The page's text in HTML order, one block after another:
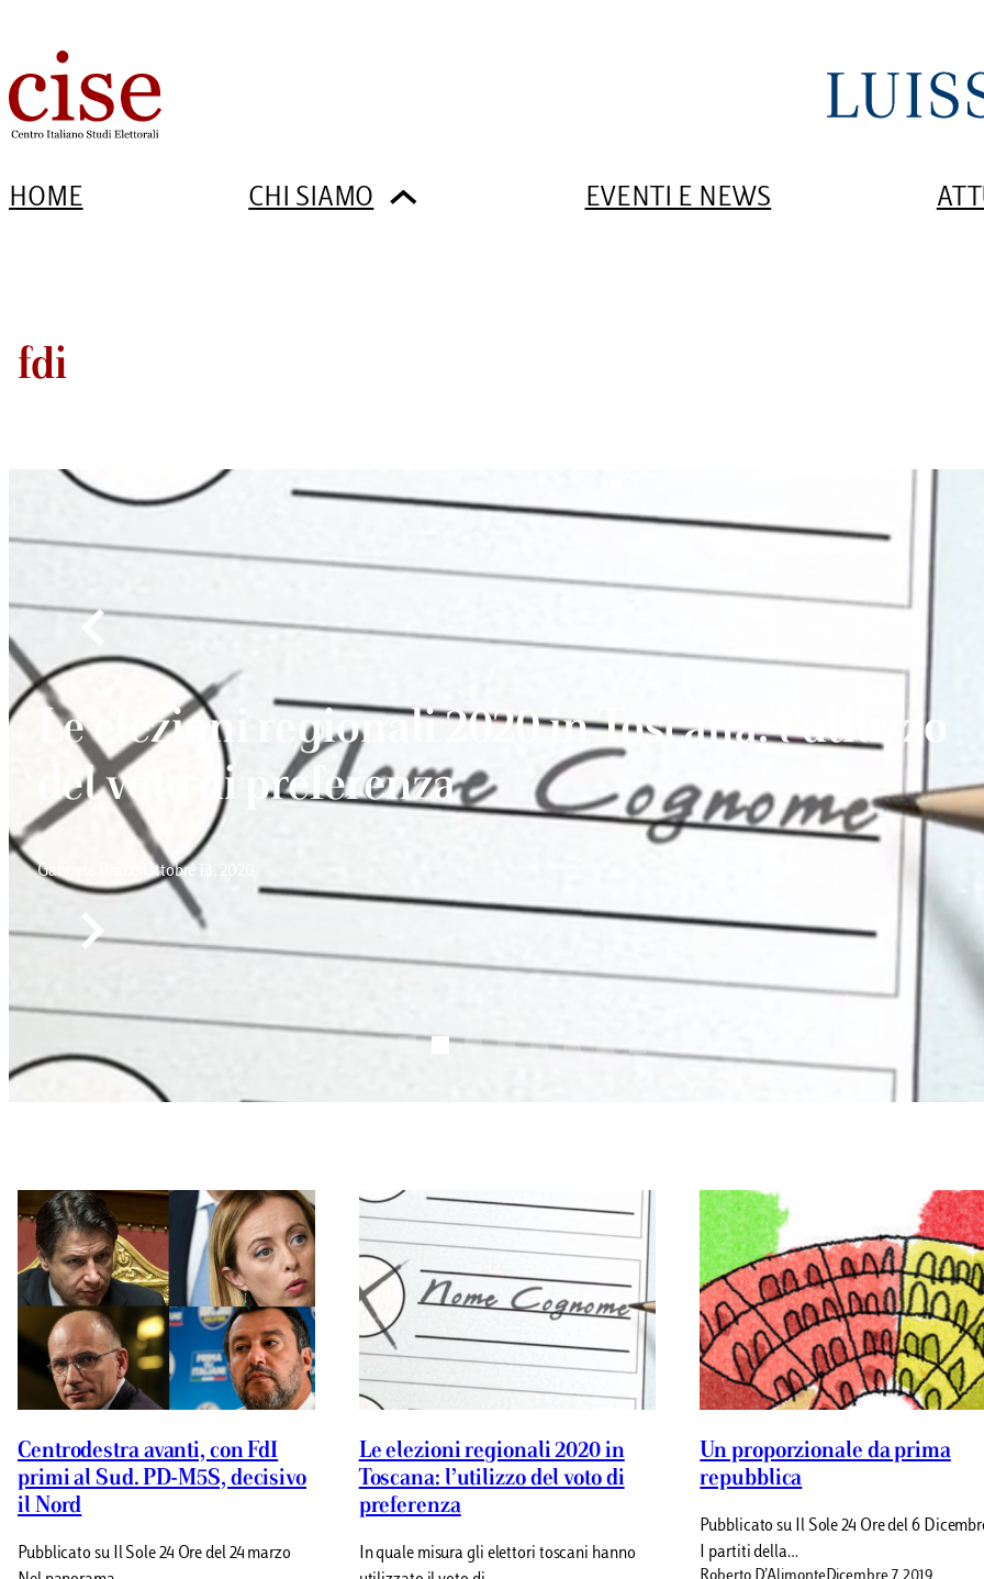
HOME CHI SIAMO EVENTI E NEWS
fdi
Le elezioni regionali 2020 in Toscana: l’utilizzo
del voto di preferenza
Gabriele Bracci Ottobre 13, 2020
Centrodestra avanti, con FdI
primi al Sud. PD-M5S, decisivo
il Nord
Pubblicato su Il Sole 24 Ore del 24 marzo
Le elezioni regionali 2020 in
Toscana: l’utilizzo del voto di
preferenza
In quale misura gli elettori toscani hanno
Un proporzionale da prima
repubblica
Pubblicato su Il Sole 24 Ore del 6
I partiti della…